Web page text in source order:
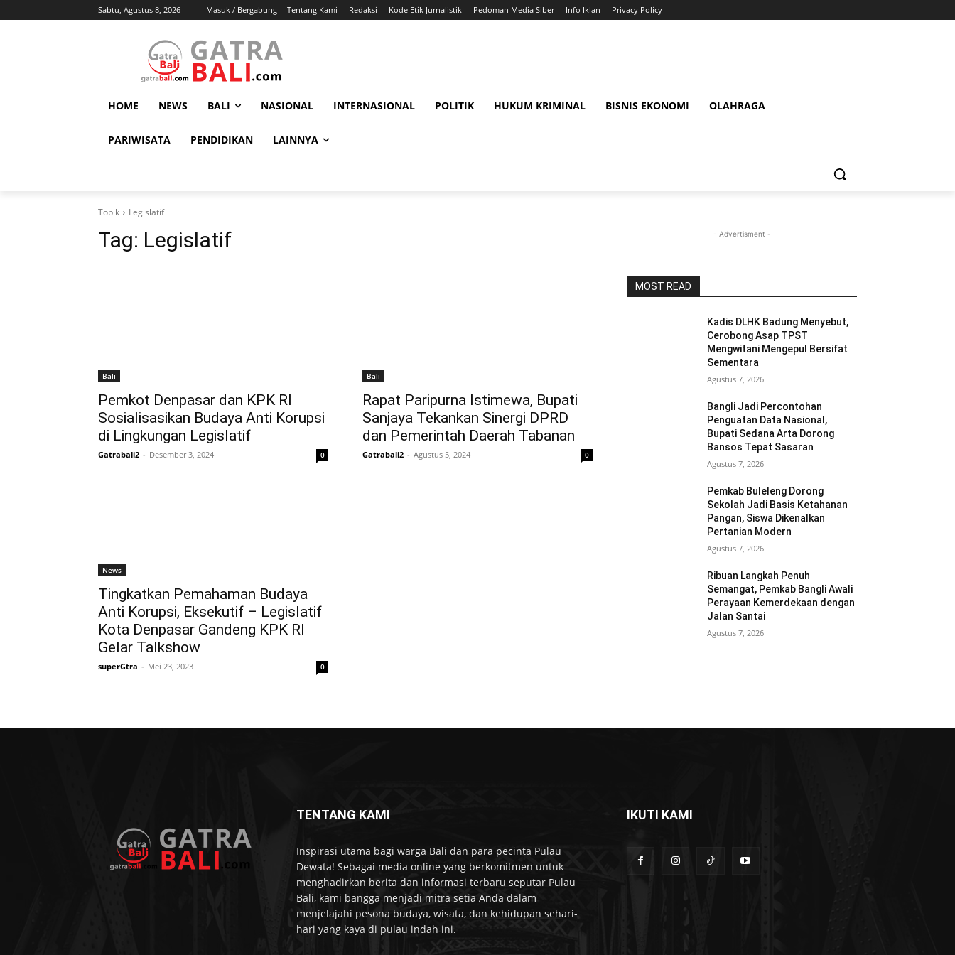
Sabtu, Agustus 8, 2026 Masuk / Bergabung Tentang Kami Redaksi Kode Etik Jurnalistik Pedoman Media Siber Info Iklan Privacy Policy
HOME NEWS BALI NASIONAL INTERNASIONAL POLITIK HUKUM KRIMINAL BISNIS EKONOMI OLAHRAGA
PARIWISATA PENDIDIKAN LAINNYA
Topik Legislatif
Tag: Legislatif
Bali
Pemkot Denpasar dan KPK RI
Sosialisasikan Budaya Anti Korupsi
di Lingkungan Legislatif
Gatrabali2 - Desember 3, 2024 0
Bali
Rapat Paripurna Istimewa, Bupati
Sanjaya Tekankan Sinergi DPRD
dan Pemerintah Daerah Tabanan
Gatrabali2 - Agustus 5, 2024 0
News
Tingkatkan Pemahaman Budaya
Anti Korupsi, Eksekutif – Legislatif
Kota Denpasar Gandeng KPK RI
Gelar Talkshow
superGtra - Mei 23, 2023 0
- Advertisment -
MOST READ
Kadis DLHK Badung Menyebut,
Cerobong Asap TPST
Mengwitani Mengepul Bersifat
Sementara
Agustus 7, 2026
Bangli Jadi Percontohan
Penguatan Data Nasional,
Bupati Sedana Arta Dorong
Bansos Tepat Sasaran
Agustus 7, 2026
Pemkab Buleleng Dorong
Sekolah Jadi Basis Ketahanan
Pangan, Siswa Dikenalkan
Pertanian Modern
Agustus 7, 2026
Ribuan Langkah Penuh
Semangat, Pemkab Bangli Awali
Perayaan Kemerdekaan dengan
Jalan Santai
Agustus 7, 2026
TENTANG KAMI
Inspirasi utama bagi warga Bali dan para pecinta Pulau
Dewata! Sebagai media online yang berkomitmen untuk
menghadirkan berita dan informasi terbaru seputar Pulau
Bali, kami bangga menjadi mitra setia Anda dalam
menjelajahi pesona budaya, wisata, dan kehidupan sehari-
hari yang kaya di pulau indah ini.
IKUTI KAMI